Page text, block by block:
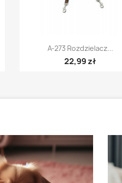
Szybki podgląd
A-273 Rozdzielacz...
22,99 zł